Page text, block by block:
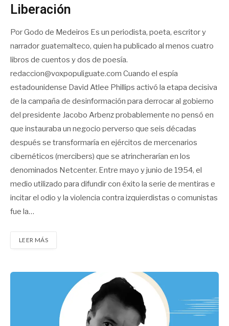
Liberación
Por Godo de Medeiros Es un periodista, poeta, escritor y
narrador guatemalteco, quien ha publicado al menos cuatro
libros de cuentos y dos de poesía.
redaccion@voxpopuliguate.com Cuando el espía
estadounidense David Atlee Phillips activó la etapa decisiva
de la campaña de desinformación para derrocar al gobierno
del presidente Jacobo Arbenz probablemente no pensó en
que instauraba un negocio perverso que seis décadas
después se transformaría en ejércitos de mercenarios
cibernéticos (mercibers) que se atrincherarían en los
denominados Netcenter. Entre mayo y junio de 1954, el
medio utilizado para difundir con éxito la serie de mentiras e
incitar el odio y la violencia contra izquierdistas o comunistas
fue la…
LEER MÁS